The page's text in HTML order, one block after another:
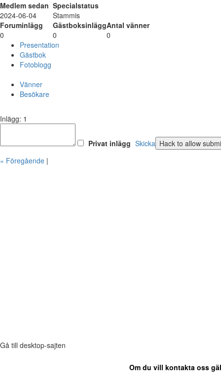
Medlem sedan Specialstatus
2024-06-04
Stammis
Foruminlägg
GästboksinläggAntal vänner
0
0
0
Presentation
Gästbok
Fotoblogg
Vänner
Besökare
Inlägg: 1
Privat inlägg Skicka
« Föregående |
Gå till desktop-sajten
Om du vill kontakta oss